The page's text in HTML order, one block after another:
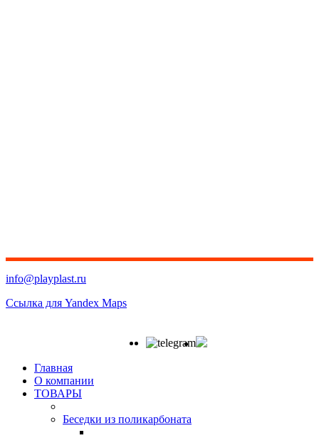
info@playplast.ru
Ссылка для Yandex Maps
Главная
О компании
ТОВАРЫ
Беседки из поликарбоната